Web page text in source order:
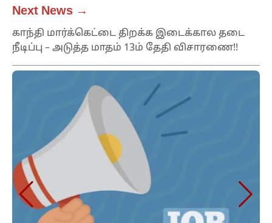
Next News →
காந்தி மார்க்கெட்டை திறக்க இடைக்கால தடை
நீடிப்பு – அடுத்த மாதம் 13ம் தேதி விசாரணை!!